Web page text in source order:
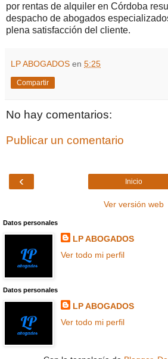
por rentas de alquiler en Córdoba
despacho de abogados
plena satisfacción del cliente.
LP ABOGADOS en 5:25
Compartir
No hay comentarios:
Publicar un comentario
‹ Inicio
Ver versión web
Datos personales
LP ABOGADOS
Ver todo mi perfil
Datos personales
LP ABOGADOS
Ver todo mi perfil